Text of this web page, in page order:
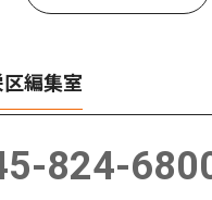
編集室
824-